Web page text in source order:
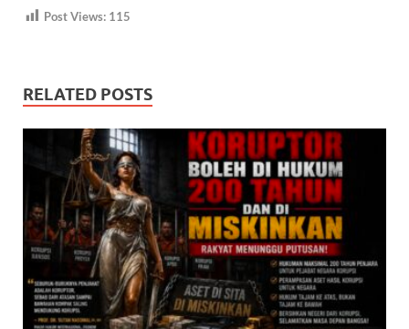
Post Views: 115
RELATED POSTS